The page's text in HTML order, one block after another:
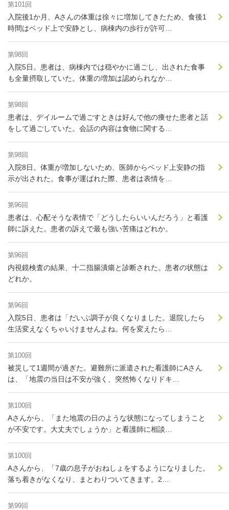
第101回
入院後1か月、Aさんの体重は徐々に増加してきたため、食後1
時間はベッド上で安静とし、病棟内の歩行が許可…
第98回
入院5日。患者は、病棟内では穏やかに過ごし、出された食事
も全量摂取していた。体重の増加は認められなか…
第98回
患者は、デイルームで過ごすときは好んで他の痩せた患者と話
をして過ごしていた。会話の内容は食物に関する…
第98回
入院8日。体重が増加しないため、医師からベッド上安静の指
示が出された。食事が運ばれた際、患者は表情を…
第96回
患者は、心配そうな表情で「どうしたらいいんだろう」と看護
師に訴えた。患者の訴えで最も強い苦痛はどれか。
第96回
内視鏡検査の結果、十二指腸潰瘍と診断された。患者の状態は
どれか。
第96回
入院5日、患者は「だいぶ調子が良くなりました。退院したら
生活変えなくちゃいけませんよね。何を変えたら…
第100回
被災して1週間が過ぎた。避難所に派遣された看護師にAさん
は、「地震の当日は不安が強く、突然怖くなりドキ…
第100回
Aさんから、「また地震の日のような状態になってしまうこと
が不安です。大丈夫でしょうか」と看護師に相談…
第100回
Aさんから、「7歳の息子がおねしょをするようになりました。
落ち着きがなくなり、まとわりついてきます。2…
第99回